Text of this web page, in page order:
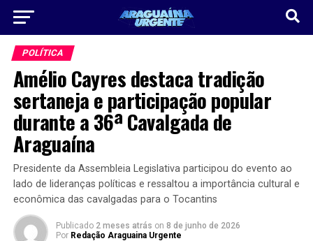
POLÍTICA
Amélio Cayres destaca tradição
sertaneja e participação popular
durante a 36ª Cavalgada de
Araguaína
Presidente da Assembleia Legislativa participou do evento ao
lado de lideranças políticas e ressaltou a importância cultural e
econômica das cavalgadas para o Tocantins
Publicado 2 meses atrás on 8 de junho de 2026
Por Redação Araguaina Urgente